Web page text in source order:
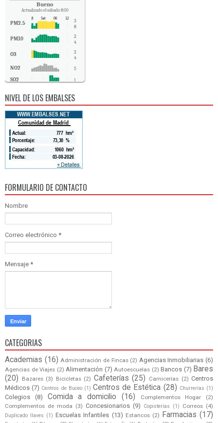
Bueno
Actualizado el sábado 8:00
PM2.5
3
8
PM10
2
4
O3
2
4
NO2 5
SO2 1
NIVEL DE LOS EMBALSES
FORMULARIO DE CONTACTO
Nombre
Correo electrónico *
Mensaje *
CATEGORIAS
Academias (16) Administración de Fincas (2) Agencias Inmobiliarias (6)
Agencias de Viajes (2) Alimentación (7) Autoescuelas (2) Bancos (7) Bares
(20)
Bazares (3) Bicicletas (2) Cafeterías (25) Carnicerías (2) Centros
Médicos (7) Centros de Buceo (1) Centros de Estética (28) Churrerías (1)
Colegios (8) Comida a domicilio (16) Complementos Hogar
(2)
Complementos de moda (3) Concesionarios (9) Copisterías (1) Correos (4)
Duplicado llaves (1) Escuelas Infantiles (13) Estancos (2) Farmacias (17)